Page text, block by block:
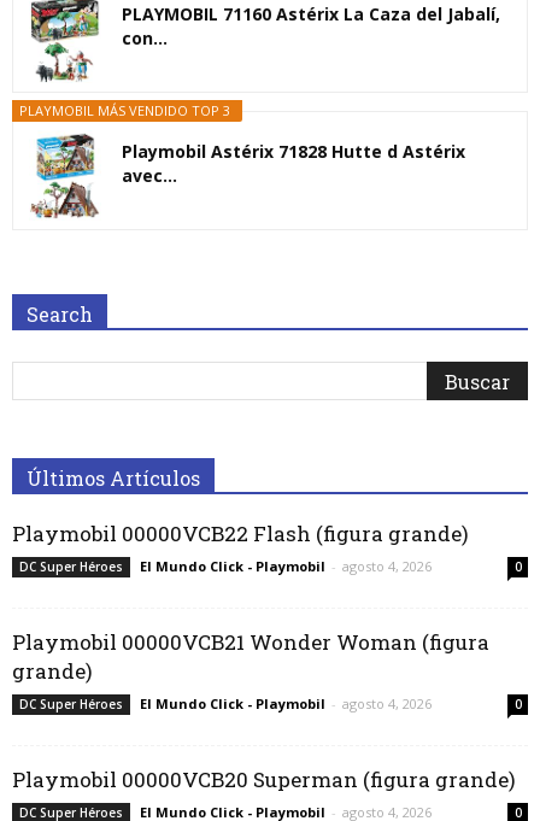
PLAYMOBIL 71160 Astérix La Caza del Jabalí,
con...
PLAYMOBIL MÁS VENDIDO TOP 3
Playmobil Astérix 71828 Hutte d Astérix
avec...
Search
Últimos Artículos
Playmobil 00000VCB22 Flash (figura grande)
DC Super Héroes El Mundo Click - Playmobil - agosto 4, 2026 0
Playmobil 00000VCB21 Wonder Woman (figura
grande)
DC Super Héroes El Mundo Click - Playmobil - agosto 4, 2026 0
Playmobil 00000VCB20 Superman (figura grande)
DC Super Héroes El Mundo Click - Playmobil - agosto 4, 2026 0